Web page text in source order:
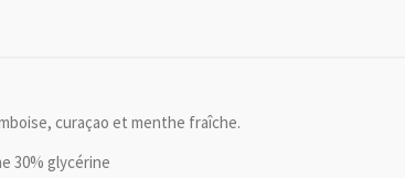
curaçao et menthe fraîche.
30% glycérine